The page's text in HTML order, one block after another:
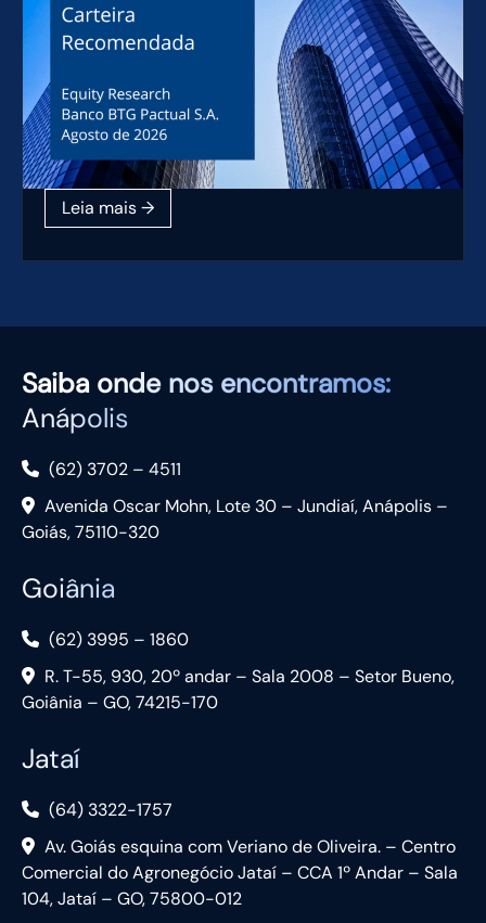
Saiba onde nos encontramos:
Anápolis
(62) 3702 – 4511
Avenida Oscar Mohn, Lote 30 – Jundiaí, Anápolis –
Goiás, 75110-320
Goiânia
(62) 3995 – 1860
R. T-55, 930, 20º andar – Sala 2008 – Setor Bueno,
Goiânia – GO, 74215-170
Jataí
(64) 3322-1757
Av. Goiás esquina com Veriano de Oliveira. – Centro
Comercial do Agronegócio Jataí – CCA 1º Andar – Sala
104, Jataí – GO, 75800-012